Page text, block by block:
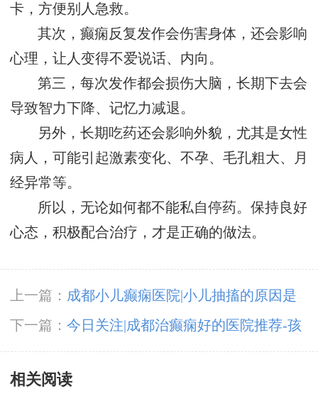
卡，方便别人急救。
其次，癫痫反复发作会伤害身体，还会影响
心理，让人变得不爱说话、内向。
第三，每次发作都会损伤大脑，长期下去会
导致智力下降、记忆力减退。
另外，长期吃药还会影响外貌，尤其是女性
病人，可能引起激素变化、不孕、毛孔粗大、月
经异常等。
所以，无论如何都不能私自停药。保持良好
心态，积极配合治疗，才是正确的做法。
上一篇： 成都小儿癫痫医院|小儿抽搐的原因是
什么?
下一篇： 今日关注|成都治癫痫好的医院推荐-孩
子得了癫痫还能不能再上学?
相关阅读